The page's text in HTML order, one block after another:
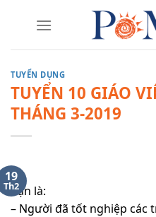
TUYỂN DỤNG
TUYỂN 10 GIÁO
THÁNG 3-2019
19
Th2Bạn là:
– Người đã tốt nghiệp các